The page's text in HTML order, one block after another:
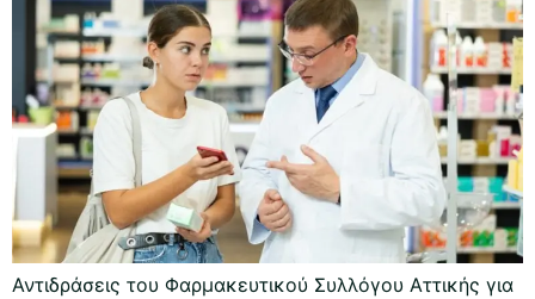
Αντιδράσεις του Φαρμακευτικού Συλλόγου Αττικής για